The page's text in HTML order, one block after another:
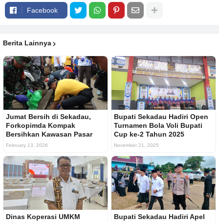
Facebook
Berita Lainnya
Jumat Bersih di Sekadau,
Forkopimda Kompak
Bersihkan Kawasan Pasar
February 13, 2026
Bupati Sekadau Hadiri Open
Turnamen Bola Voli Bupati
Cup ke-2 Tahun 2025
November 21, 2025
Dinas Koperasi UMKM
Bupati Sekadau Hadiri Apel